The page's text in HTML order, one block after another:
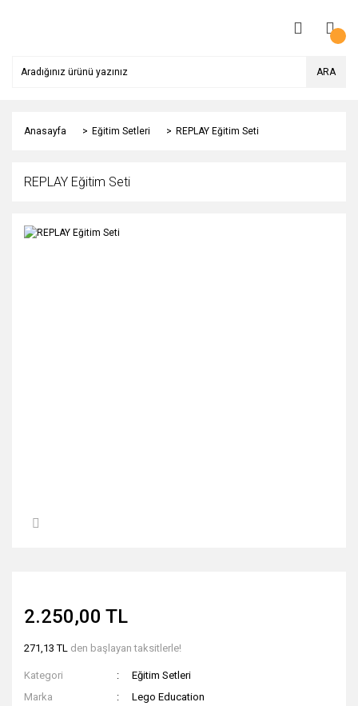
ARA
Anasayfa Eğitim Setleri REPLAY Eğitim Seti
REPLAY Eğitim Seti
2.250,00 TL
271,13 TL den başlayan taksitlerle!
Kategori
Eğitim Setleri
Marka
Lego Education